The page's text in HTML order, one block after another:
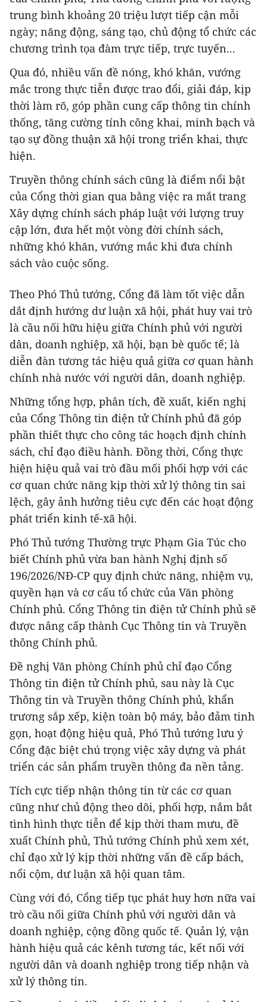
trung bình khoảng 20 triệu lượt tiếp cận mỗi
ngày; năng động, sáng tạo, chủ động tổ chức các
chương trình tọa đàm trực tiếp, trực tuyến...
Qua đó, nhiều vấn đề nóng, khó khăn, vướng
mắc trong thực tiễn được trao đổi, giải đáp, kịp
thời làm rõ, góp phần cung cấp thông tin chính
thống, tăng cường tính công khai, minh bạch và
tạo sự đồng thuận xã hội trong triển khai, thực
hiện.
Truyền thông chính sách cũng là điểm nổi bật
của Cổng thời gian qua bằng việc ra mắt trang
Xây dựng chính sách pháp luật với lượng truy
cập lớn, đưa hết một vòng đời chính sách,
những khó khăn, vướng mắc khi đưa chính
sách vào cuộc sống.
Theo Phó Thủ tướng, Cổng đã làm tốt việc dẫn
dắt định hướng dư luận xã hội, phát huy vai trò
là cầu nối hữu hiệu giữa Chính phủ với người
dân, doanh nghiệp, xã hội, bạn bè quốc tế; là
diễn đàn tương tác hiệu quả giữa cơ quan hành
chính nhà nước với người dân, doanh nghiệp.
Những tổng hợp, phân tích, đề xuất, kiến nghị
của Cổng Thông tin điện tử Chính phủ đã góp
phần thiết thực cho công tác hoạch định chính
sách, chỉ đạo điều hành. Đồng thời, Cổng thực
hiện hiệu quả vai trò đầu mối phối hợp với các
cơ quan chức năng kịp thời xử lý thông tin sai
lệch, gây ảnh hưởng tiêu cực đến các hoạt động
phát triển kinh tế-xã hội.
Phó Thủ tướng Thường trực Phạm Gia Túc cho
biết Chính phủ vừa ban hành Nghị định số
196/2026/NĐ-CP quy định chức năng, nhiệm vụ,
quyền hạn và cơ cấu tổ chức của Văn phòng
Chính phủ. Cổng Thông tin điện tử Chính phủ sẽ
được nâng cấp thành Cục Thông tin và Truyền
thông Chính phủ.
Đề nghị Văn phòng Chính phủ chỉ đạo Cổng
Thông tin điện tử Chính phủ, sau này là Cục
Thông tin và Truyền thông Chính phủ, khẩn
trương sắp xếp, kiện toàn bộ máy, bảo đảm tinh
gọn, hoạt động hiệu quả, Phó Thủ tướng lưu ý
Cổng đặc biệt chú trọng việc xây dựng và phát
triển các sản phẩm truyền thông đa nền tảng.
Tích cực tiếp nhận thông tin từ các cơ quan
cũng như chủ động theo dõi, phối hợp, nắm bắt
tình hình thực tiễn để kịp thời tham mưu, đề
xuất Chính phủ, Thủ tướng Chính phủ xem xét,
chỉ đạo xử lý kịp thời những vấn đề cấp bách,
nổi cộm, dư luận xã hội quan tâm.
Cùng với đó, Cổng tiếp tục phát huy hơn nữa vai
trò cầu nối giữa Chính phủ với người dân và
doanh nghiệp, cộng đồng quốc tế. Quản lý, vận
hành hiệu quả các kênh tương tác, kết nối với
người dân và doanh nghiệp trong tiếp nhận và
xử lý thông tin.